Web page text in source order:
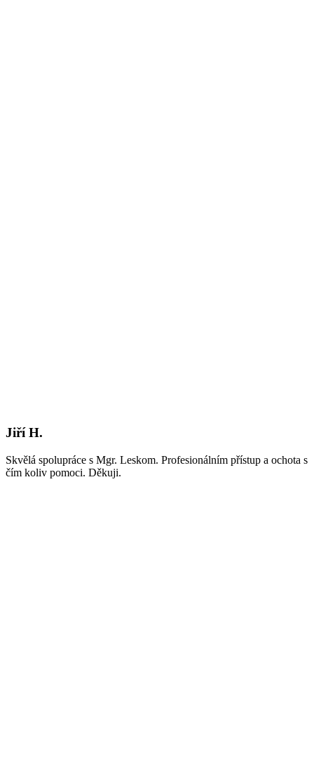
Jiří H.
Skvělá spolupráce s Mgr. Leskom. Profesionálním přístup a ochota s
čím koliv pomoci. Děkuji.